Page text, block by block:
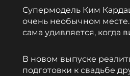
Супермодель Ким
очень необычном
сама удивляется, когда
В новом выпуске
подготовки к свадьбе